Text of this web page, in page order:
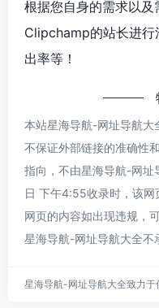
根据您自身的需求以
Clipchamp的站长进行
出率等！
本站星海导航-网址导航大
不保证外部链接的准确性
指向，不由星海导航-网
日 下午4:55收录时，该网
网页的内容如出现违规，
星海导航-网址导航大全不
星海导航-网址导航大全致力于